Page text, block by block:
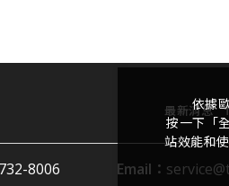
最新消息
8006 Email：
依據
按一下「
站效能和